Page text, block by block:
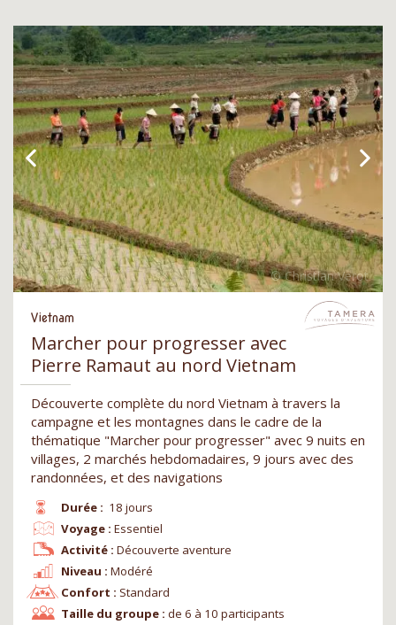
Vietnam
Marcher pour progresser avec
Pierre Ramaut au nord Vietnam
Découverte complète du nord Vietnam à travers la
campagne et les montagnes dans le cadre de la
thématique "Marcher pour progresser" avec 9 nuits en
villages, 2 marchés hebdomadaires, 9 jours avec des
randonnées, et des navigations
Durée : 18 jours
Niveau : Modéré
Voyage : Essentiel
Confort : Standard
Activité : Découverte aventure
Taille du groupe : de 6 à 10 participants